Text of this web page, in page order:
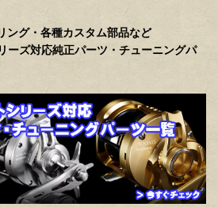
ング・各種カスタム部品など
ーズ対応純正パーツ・チューニングパ